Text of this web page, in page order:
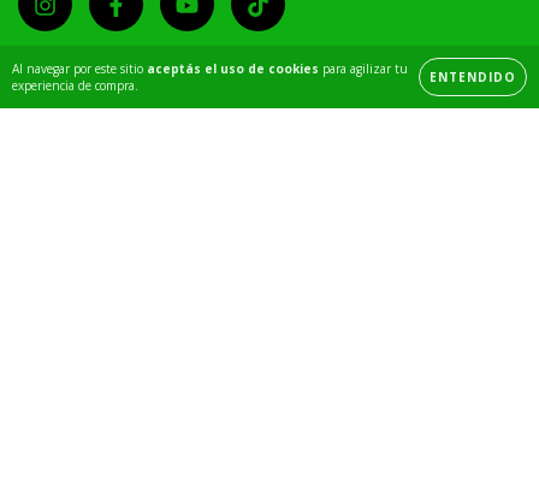
Al navegar por este sitio aceptás el uso de cookies para agilizar tu
experiencia de compra.
ENTENDIDO